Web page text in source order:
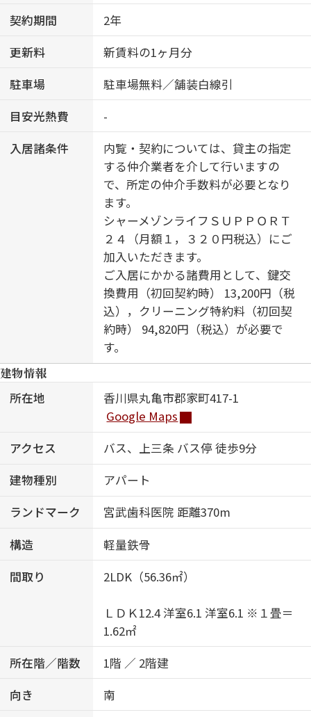
契約期間
2年
更新料
新賃料の1ヶ月分
駐車場
駐車場無料／舗装白線引
目安光熱費
-
入居諸条件
内覧・契約については、貸主の指定
する仲介業者を介して行いますの
で、所定の仲介手数料が必要となり
ます。
シャーメゾンライフＳＵＰＰＯＲＴ
２４（月額１，３２０円税込）にご
加入いただきます。
ご入居にかかる諸費用として、鍵交
換費用（初回契約時） 13,200円（税
込），クリーニング特約料（初回契
約時） 94,820円（税込）が必要で
す。
建物情報
所在地
香川県丸亀市郡家町417-1
Google Maps
アクセス
バス、上三条 バス停 徒歩9分
建物種別
アパート
ランドマーク
宮武歯科医院 距離370m
構造
軽量鉄骨
間取り
2LDK（56.36㎡）
ＬＤＫ12.4 洋室6.1 洋室6.1 ※１畳＝
1.62㎡
所在階／階数
1階 ／ 2階建
向き
南